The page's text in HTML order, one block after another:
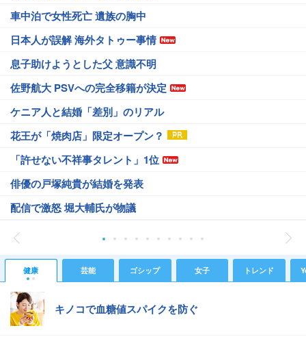
車中泊で女性死亡 遺族の胸中
日本人が誤解 海外タトゥー事情
息子助けようとした父 意識不明
佐野航大 PSVへの完全移籍が決定
ケニア人と結婚「差別」のリアル
花王が「焼肉店」限定オープン？
「許せない不祥事タレント」1位
俳優の戸塚純貴が結婚を発表
配信で激怒 堀大輔氏が物議
健康 芸能 ゴシップ 女子 トレンド
キノコで血糖値スパイクを防ぐ